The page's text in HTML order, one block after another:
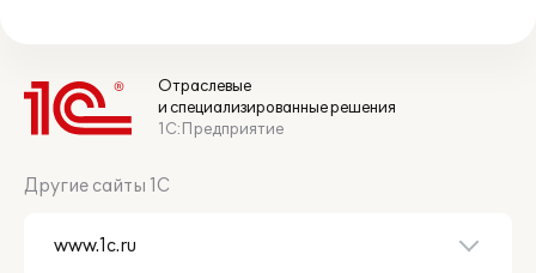
Отраслевые
и специализированные решения
1С:Предприятие
Другие сайты 1С